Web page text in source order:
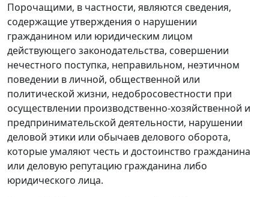
Порочащими, в частности, являются сведения,
содержащие утверждения о нарушении
гражданином или юридическим лицом
действующего законодательства, совершении
нечестного поступка, неправильном, неэтичном
поведении в личной, общественной или
политической жизни, недобросовестности при
осуществлении производственно-хозяйственной и
предпринимательской деятельности, нарушении
деловой этики или обычаев делового оборота,
которые умаляют честь и достоинство гражданина
или деловую репутацию гражданина либо
юридического лица.